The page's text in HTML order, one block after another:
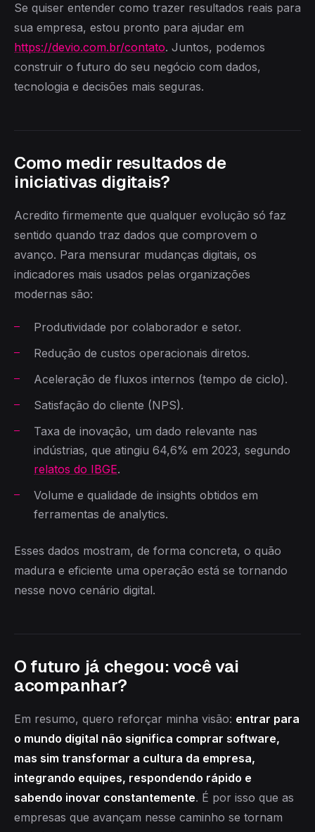
Se quiser entender como trazer resultados reais para
sua empresa, estou pronto para ajudar em
https://devio.com.br/contato. Juntos, podemos
construir o futuro do seu negócio com dados,
tecnologia e decisões mais seguras.
Como medir resultados de
iniciativas digitais?
Acredito firmemente que qualquer evolução só faz
sentido quando traz dados que comprovem o
avanço. Para mensurar mudanças digitais, os
indicadores mais usados pelas organizações
modernas são:
Produtividade por colaborador e setor.
Redução de custos operacionais diretos.
Aceleração de fluxos internos (tempo de ciclo).
Satisfação do cliente (NPS).
Taxa de inovação, um dado relevante nas
indústrias, que atingiu 64,6% em 2023, segundo
relatos do IBGE.
Volume e qualidade de insights obtidos em
ferramentas de analytics.
Esses dados mostram, de forma concreta, o quão
madura e eficiente uma operação está se tornando
nesse novo cenário digital.
O futuro já chegou: você vai
acompanhar?
Em resumo, quero reforçar minha visão: entrar para
o mundo digital não significa comprar software,
mas sim transformar a cultura da empresa,
integrando equipes, respondendo rápido e
sabendo inovar constantemente. É por isso que as
empresas que avançam nesse caminho se tornam